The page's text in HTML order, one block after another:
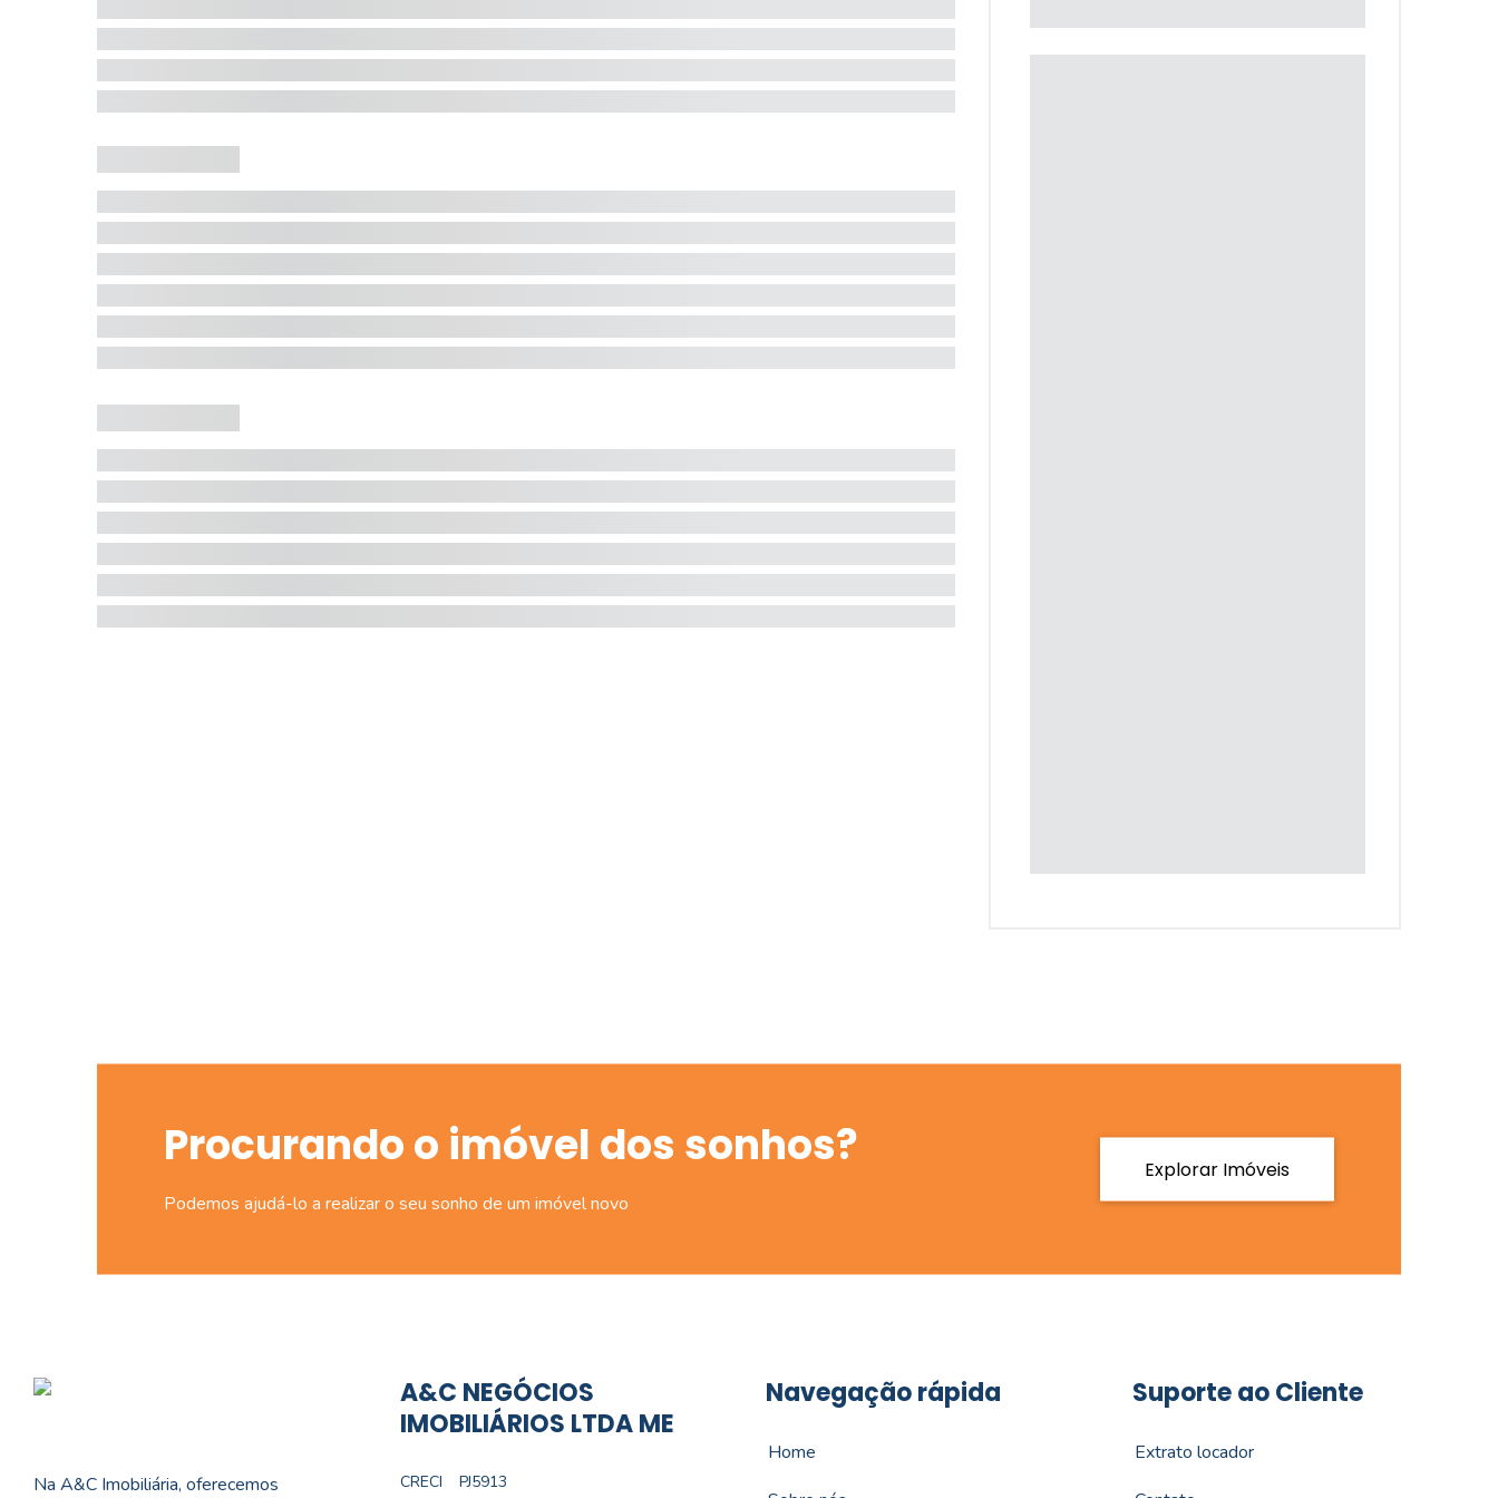
Procurando o imóvel dos sonhos?
Podemos ajudá-lo a realizar o seu sonho de um imóvel novo
Explorar Imóveis
Na A&C Imobiliária, oferecemos
A&C NEGÓCIOS
IMOBILIÁRIOS LTDA ME
CRECI PJ5913
Navegação rápida
Home
Suporte ao Cliente
Extrato locador